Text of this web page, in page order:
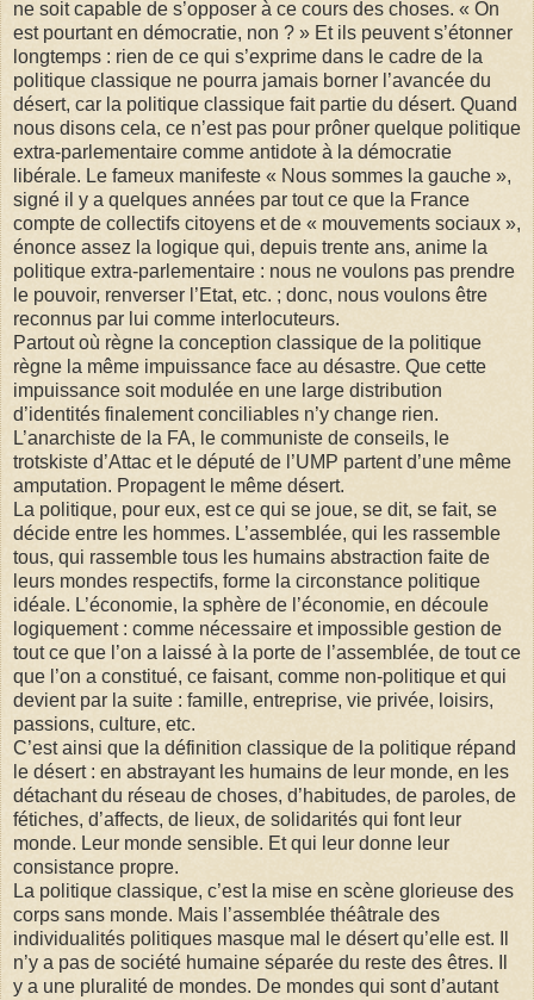
ne soit capable de s’opposer à ce cours des choses. « On
est pourtant en démocratie, non ? » Et ils peuvent s’étonner
longtemps : rien de ce qui s’exprime dans le cadre de la
politique classique ne pourra jamais borner l’avancée du
désert, car la politique classique fait partie du désert. Quand
nous disons cela, ce n’est pas pour prôner quelque politique
extra-parlementaire comme antidote à la démocratie
libérale. Le fameux manifeste « Nous sommes la gauche »,
signé il y a quelques années par tout ce que la France
compte de collectifs citoyens et de « mouvements sociaux »,
énonce assez la logique qui, depuis trente ans, anime la
politique extra-parlementaire : nous ne voulons pas prendre
le pouvoir, renverser l’Etat, etc. ; donc, nous voulons être
reconnus par lui comme interlocuteurs.
Partout où règne la conception classique de la politique
règne la même impuissance face au désastre. Que cette
impuissance soit modulée en une large distribution
d’identités finalement conciliables n’y change rien.
L’anarchiste de la FA, le communiste de conseils, le
trotskiste d’Attac et le député de l’UMP partent d’une même
amputation. Propagent le même désert.
La politique, pour eux, est ce qui se joue, se dit, se fait, se
décide entre les hommes. L’assemblée, qui les rassemble
tous, qui rassemble tous les humains abstraction faite de
leurs mondes respectifs, forme la circonstance politique
idéale. L’économie, la sphère de l’économie, en découle
logiquement : comme nécessaire et impossible gestion de
tout ce que l’on a laissé à la porte de l’assemblée, de tout ce
que l’on a constitué, ce faisant, comme non-politique et qui
devient par la suite : famille, entreprise, vie privée, loisirs,
passions, culture, etc.
C’est ainsi que la définition classique de la politique répand
le désert : en abstrayant les humains de leur monde, en les
détachant du réseau de choses, d’habitudes, de paroles, de
fétiches, d’affects, de lieux, de solidarités qui font leur
monde. Leur monde sensible. Et qui leur donne leur
consistance propre.
La politique classique, c’est la mise en scène glorieuse des
corps sans monde. Mais l’assemblée théâtrale des
individualités politiques masque mal le désert qu’elle est. Il
n’y a pas de société humaine séparée du reste des êtres. Il
y a une pluralité de mondes. De mondes qui sont d’autant